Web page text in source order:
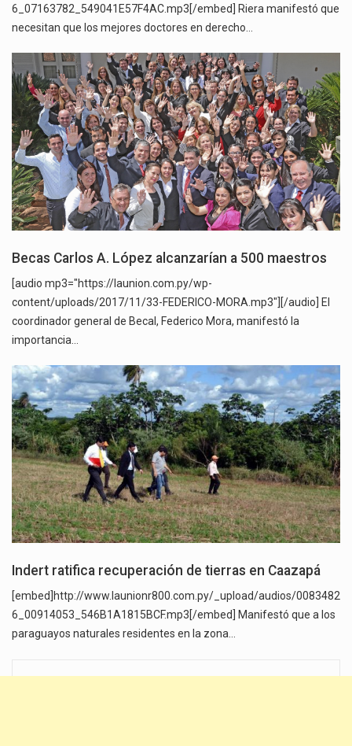
6_07163782_549041E57F4AC.mp3[/embed] Riera manifestó que
necesitan que los mejores doctores en derecho…
Becas Carlos A. López alcanzarían a 500 maestros
[audio mp3="https://launion.com.py/wp-
content/uploads/2017/11/33-FEDERICO-MORA.mp3"][/audio] El
coordinador general de Becal, Federico Mora, manifestó la
importancia…
Indert ratifica recuperación de tierras en Caazapá
[embed]http://www.launionr800.com.py/_upload/audios/0083482
6_00914053_546B1A1815BCF.mp3[/embed] Manifestó que a los
paraguayos naturales residentes en la zona…